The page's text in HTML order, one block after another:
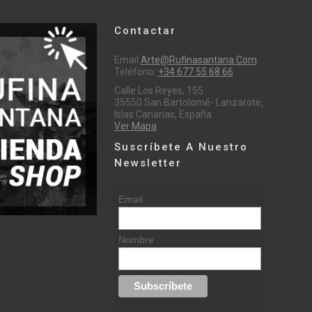
Contactar
Email:Arte@rufinasantana.com
Teléfono: +34 677 55 68 66
Calle Los Reyes, 155
35550 San Bartolomé- Lanzarote,
Islas Canarias, España.
Ver Mapa
Suscríbete A Nuestro
Newsletter
Email
Nombre